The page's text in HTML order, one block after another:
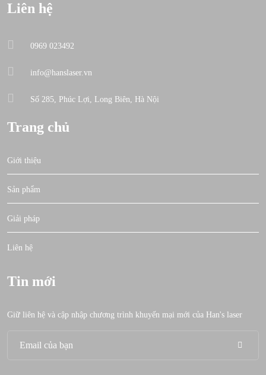
Liên hệ
0969 023492
info@hanslaser.vn
Số 285, Phúc Lợi, Long Biên, Hà Nội
Trang chủ
Giới thiệu
Sản phẩm
Giải pháp
Liên hệ
Tin mới
Giữ liên hệ và cập nhập chương trình khuyến mại mới của Han's laser